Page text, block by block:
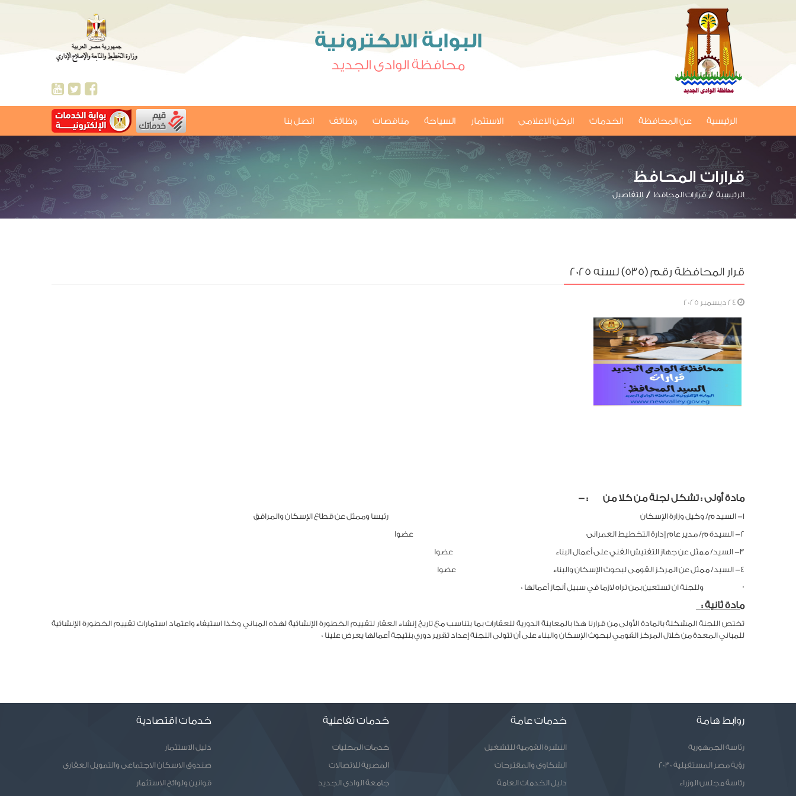
البوابة الالكترونية
محافظة الوادى الجديد
الرئيسية عن المحافظة الخدمات الركن الاعلامى الاستثمار السياحة مناقصات وظائف اتصل بنا
قرارات المحافظ
الرئيسية قرارات المحافظ التفاصيل
قرار المحافظة رقم (535) لسنه 2025
مادة أولى:تشكل لجنة من كلا من : -
1- السيد م/ وكيل وزارة الإسكان رئيسا وممثل عن قطاع الإسكان والمرافق
2- السيدة م/ مدير عام إدارة التخطيط العمرانى عضوا
3- السيد/ ممثل عن جهاز التفتيش الفني على أعمال البناء عضوا
4- السيد/ ممثل عن المركز القومى لبحوث الإسكان والبناء عضوا
· وللجنة ان تستعين بمن تراه لازما في سبيل أنجاز أعمالها 0
مادة ثانية:
تختص اللجنة المشكلة بالمادة الأولى من قرارنا هذا بالمعاينة الدورية للعقارات بما يتناسب مع تاريخ إنشاء العقار لتقييم الخطورة الإنشائية لهذه المباني وكذا استيفاء واعتماد استمارات تقييم الخطورة الإنشائية
للمباني المعدة من خلال المركز القومي لبحوث الإسكان والبناء على أن تتولى اللجنة إعداد تقرير دوري بنتيجة أعمالها يعرض علينا 0
روابط هامة
رئاسة الجمهورية
رؤية مصر المستقبلية 2030
رئاسة مجلس الوزراء
خدمات عامة
النشرة القومية للتشغيل
الشكاوى والمقترحات
دليل الخدمات العامة
خدمات تفاعلية
خدمات المحليات
المصرية للاتصالات
جامعة الوادى الجديد
خدمات اقتصادية
دليل الاستثمار
صندوق الاسكان الاجتماعى والتمويل العقارى
قوانين ولوائح الاستثمار